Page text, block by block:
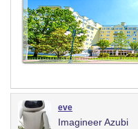
eve
Imagineer Azubi